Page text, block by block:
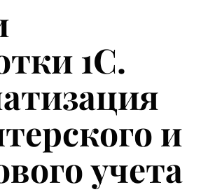
1С.
и
учета